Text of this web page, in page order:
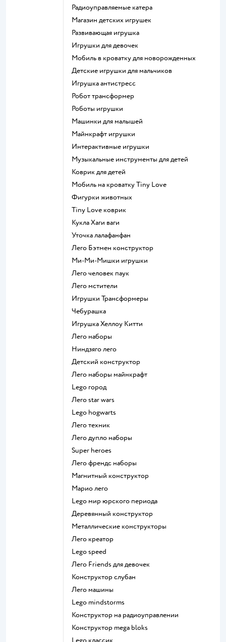
Радиоуправляемые катера
Магазин детских игрушек
Развивающая игрушка
Игрушки для девочек
Мобиль в кроватку для новорожденных
Детские игрушки для мальчиков
Игрушка антистресс
Робот трансформер
Роботы игрушки
Машинки для малышей
Майнкрафт игрушки
Интерактивные игрушки
Музыкальные инструменты для детей
Коврик для детей
Мобиль на кроватку Tiny Love
Фигурки животных
Tiny Love коврик
Кукла Хаги ваги
Уточка лалафанфан
Лего Бэтмен конструктор
Ми-Ми-Мишки игрушки
Лего человек паук
Лего мстители
Игрушки Трансформеры
Чебурашка
Игрушка Хеллоу Китти
Лего наборы
Ниндзяго лего
Детский конструктор
Лего наборы майнкрафт
Lego город
Лего star wars
Lego hogwarts
Лего техник
Лего дупло наборы
Super heroes
Лего френдс наборы
Магнитный конструктор
Марио лего
Lego мир юрского периода
Деревянный конструктор
Металлические конструкторы
Лего креатор
Lego speed
Лего Friends для девочек
Конструктор слубан
Лего машины
Lego mindstorms
Конструктор на радиоуправлении
Конструктор mega bloks